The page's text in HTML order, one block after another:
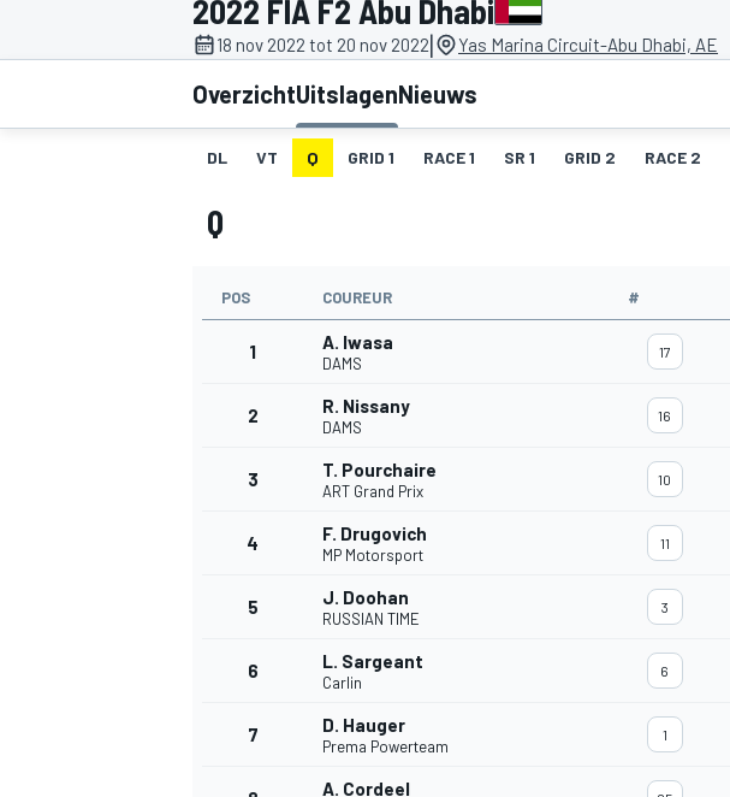
2022 FIA F2 Abu Dhabi
18 nov 2022 tot 20 nov 2022| Yas Marina Circuit-Abu Dhabi, AE
OverzichtUitslagenNieuws
DL VT Q GRID 1 RACE 1 SR 1 GRID 2 RACE 2
Q
POS COUREUR #
1 A. Iwasa
DAMS
17
2 R. Nissany
DAMS
16
3 T. Pourchaire
ART Grand Prix
10
4 F. Drugovich
MP Motorsport
11
5 J. Doohan
RUSSIAN TIME
3
6 L. Sargeant
Carlin
6
7 D. Hauger
Prema Powerteam
1
A. Cordeel